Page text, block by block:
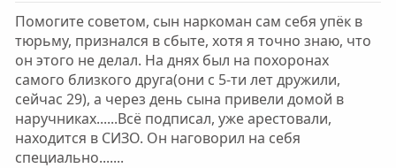
ы
л
а
Помогите советом, сын наркоман сам себя упёк в
тюрьму, признался в сбыте, хотя я точно знаю, что
он этого не делал. На днях был на похоронах
самого близкого друга(они с 5-ти лет дружили,
сейчас 29), а через день сына привели домой в
наручниках......Всё подписал, уже арестовали,
находится в СИЗО. Он наговорил на себя
специально.......